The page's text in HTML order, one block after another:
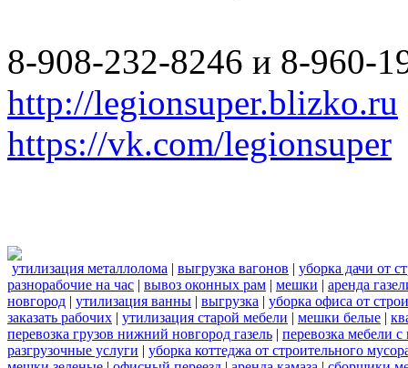
8-908-232-8246 и 8-960-
http://legionsuper.blizko.ru
https://vk.com/legionsuper
утилизация металлолома | выгрузка вагонов | уборка дачи от
разнорабочие на час | вывоз оконных рам | мешки | аренда
новгород | утилизация ванны | выгрузка | уборка офиса от
заказать рабочих | утилизация старой мебели | мешки белые |
перевозка грузов нижний новгород газель | перевозка мебели
разгрузочные услуги | уборка коттеджа от строительного